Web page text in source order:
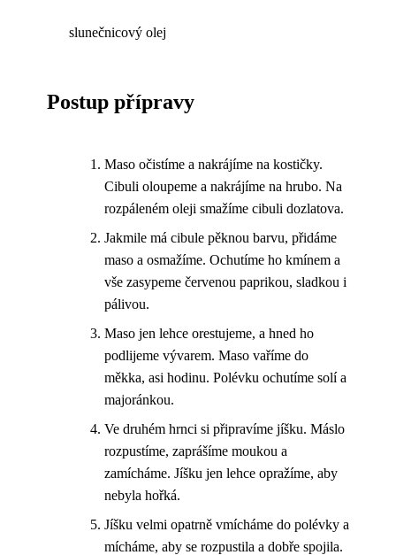
slunečnicový olej
Postup přípravy
Maso očistíme a nakrájíme na kostičky.
Cibuli oloupeme a nakrájíme na hrubo. Na
rozpáleném oleji smažíme cibuli dozlatova.
Jakmile má cibule pěknou barvu, přidáme
maso a osmažíme. Ochutíme ho kmínem a
vše zasypeme červenou paprikou, sladkou i
pálivou.
Maso jen lehce orestujeme, a hned ho
podlijeme vývarem. Maso vaříme do
měkka, asi hodinu. Polévku ochutíme solí a
majoránkou.
Ve druhém hrnci si připravíme jíšku. Máslo
rozpustíme, zaprášíme moukou a
zamícháme. Jíšku jen lehce opražíme, aby
nebyla hořká.
Jíšku velmi opatrně vmícháme do polévky a
mícháme, aby se rozpustila a dobře spojila.